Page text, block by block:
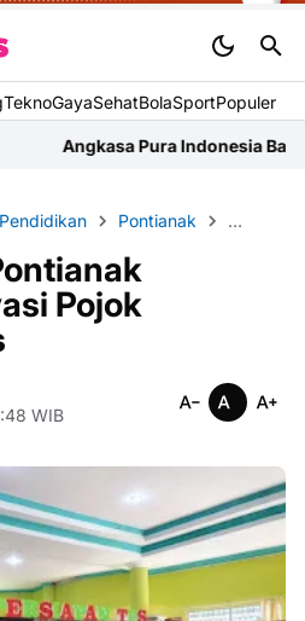
TeknoGayaSehatBolaSportPopuler
Bandara Supadio Gelar
Pendidikan Pontianak Regional
Pojok
WIB